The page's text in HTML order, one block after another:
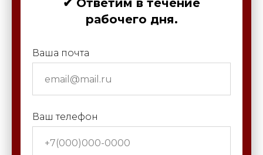
✔ Ответим в течение
рабочего дня.
Ваша почта
Ваш телефон